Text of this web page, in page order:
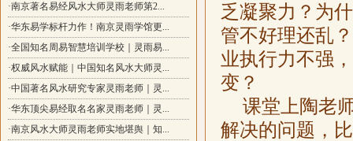
·南京著名易经风水大师灵雨老师第2...
·华东易学标杆力作！南京灵雨学馆更...
·全国知名周易智慧培训学校｜灵雨易...
·权威风水赋能｜中国知名风水大师灵...
·中国著名风水研究专家灵雨老师｜灵...
·华东顶尖易经取名名家灵雨老师｜灵...
·南京风水大师灵雨老师实地堪舆｜知...
乏凝聚力？为
管不好理还乱
业执行力不强
变？
课堂上陶老
解决的问题，